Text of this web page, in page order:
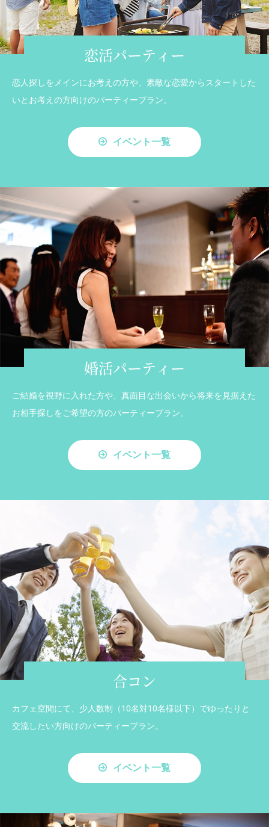
恋活パーティー
恋人探しをメインにお考えの方や、素敵な恋愛からスタートした
いとお考えの方向けのパーティープラン。
イベント一覧
婚活パーティー
ご結婚を視野に入れた方や、真面目な出会いから将来を見据えた
お相手探しをご希望の方のパーティープラン。
イベント一覧
合コン
カフェ空間にて、少人数制（10名対10名様以下）でゆったりと
交流したい方向けのパーティープラン。
イベント一覧